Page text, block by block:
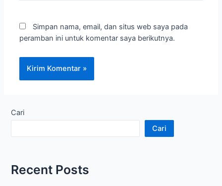
Simpan nama, email, dan situs web saya pada
peramban ini untuk komentar saya berikutnya.
Cari
Cari
Recent Posts